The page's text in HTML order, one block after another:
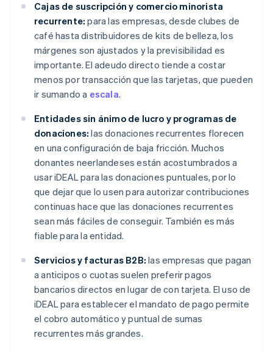
Cajas de suscripción y comercio minorista
recurrente: para las empresas, desde clubes de
café hasta distribuidores de kits de belleza, los
márgenes son ajustados y la previsibilidad es
importante. El adeudo directo tiende a costar
menos por transacción que las tarjetas, que pueden
ir sumando a escala.
Entidades sin ánimo de lucro y programas de
donaciones: las donaciones recurrentes florecen
en una configuración de baja fricción. Muchos
donantes neerlandeses están acostumbrados a
usar iDEAL para las donaciones puntuales, por lo
que dejar que lo usen para autorizar contribuciones
continuas hace que las donaciones recurrentes
sean más fáciles de conseguir. También es más
fiable para la entidad.
Servicios y facturas B2B: las empresas que pagan
a anticipos o cuotas suelen preferir pagos
bancarios directos en lugar de con tarjeta. El uso de
iDEAL para establecer el mandato de pago permite
el cobro automático y puntual de sumas
recurrentes más grandes.